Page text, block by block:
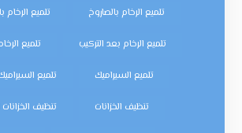
تلميع الرخام بالصاروخ تلميع الرخام
تلميع الرخام بعد التركيب تلميع
تلميع السيراميك تلميع
تنظيف الخزانات تنظيف الخزانات